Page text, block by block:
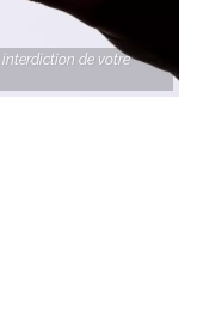
de votre